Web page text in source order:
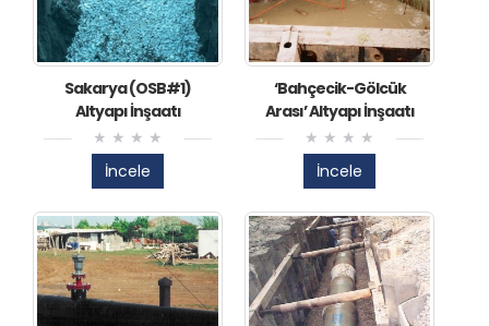
Sakarya (OSB#1)
Altyapı İnşaatı
İncele
‘Bahçecik-Gölcük
Arası’ Altyapı İnşaatı
İncele